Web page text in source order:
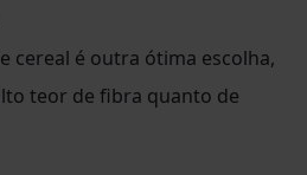
cereal é outra ótima escolha,
teor de fibra quanto de